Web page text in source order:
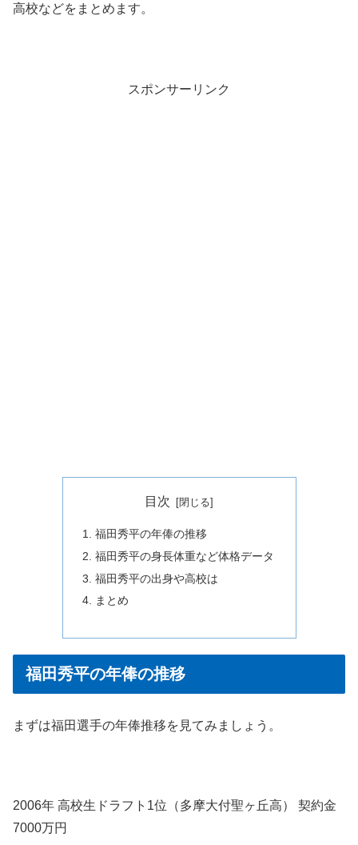
高校などをまとめます。
スポンサーリンク
目次
福田秀平の年俸の推移
福田秀平の身長体重など体格データ
福田秀平の出身や高校は
まとめ
福田秀平の年俸の推移
まずは福田選手の年俸推移を見てみましょう。
2006年 高校生ドラフト1位（多摩大付聖ヶ丘高） 契約金
7000万円